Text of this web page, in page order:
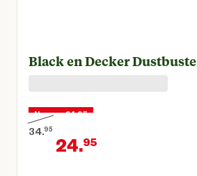
Black en Decker
Nu voor 24,95
34.95
Oorspronkelijke prijs € 34,95
24.95